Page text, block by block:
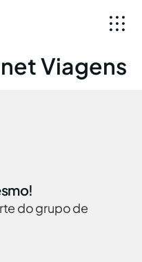
Viagens
do grupo de